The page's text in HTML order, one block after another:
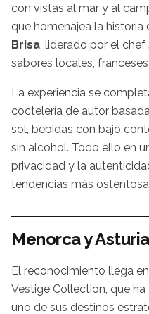
con vistas al mar y al
que homenajea la historia
Brisa, liderado por el chef
sabores locales,
La experiencia se
coctelería de autor
sol, bebidas con bajo
sin alcohol. Todo ello en
privacidad y la
tendencias más
Menorca y
El reconocimiento llega
Vestige Collection, que
uno de sus destinos